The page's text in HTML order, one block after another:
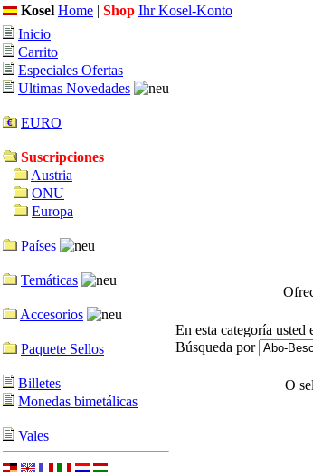
Kosel Home | Shop Ihr Kosel-Konto
Inicio
Carrito
Especiales Ofertas
Ultimas Novedades
EURO
Suscripciones
Austria
ONU
Europa
Países
Temáticas
Accesorios
Paquete Sellos
Billetes
Monedas bimetálicas
Vales
En esta categoría usted
Búsqueda por
O